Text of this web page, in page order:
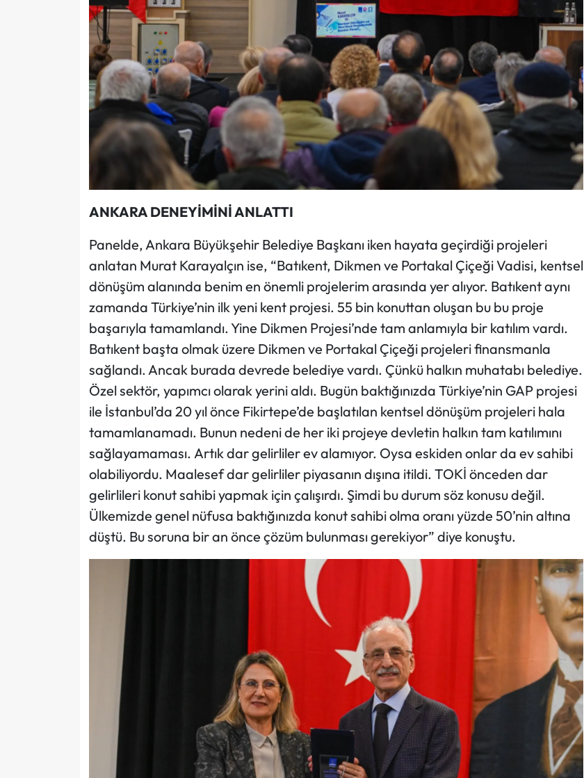
ANKARA DENEYİMİNİ ANLATTI
Panelde, Ankara Büyükşehir Belediye Başkanı iken hayata geçirdiği projeleri
anlatan Murat Karayalçın ise, “Batıkent, Dikmen ve Portakal Çiçeği Vadisi, kentsel
dönüşüm alanında benim en önemli projelerim arasında yer alıyor. Batıkent aynı
zamanda Türkiye’nin ilk yeni kent projesi. 55 bin konuttan oluşan bu bu proje
başarıyla tamamlandı. Yine Dikmen Projesi’nde tam anlamıyla bir katılım vardı.
Batıkent başta olmak üzere Dikmen ve Portakal Çiçeği projeleri finansmanla
sağlandı. Ancak burada devrede belediye vardı. Çünkü halkın muhatabı belediye.
Özel sektör, yapımcı olarak yerini aldı. Bugün baktığınızda Türkiye’nin GAP projesi
ile İstanbul’da 20 yıl önce Fikirtepe’de başlatılan kentsel dönüşüm projeleri hala
tamamlanamadı. Bunun nedeni de her iki projeye devletin halkın tam katılımını
sağlayamaması. Artık dar gelirliler ev alamıyor. Oysa eskiden onlar da ev sahibi
olabiliyordu. Maalesef dar gelirliler piyasanın dışına itildi. TOKİ önceden dar
gelirlileri konut sahibi yapmak için çalışırdı. Şimdi bu durum söz konusu değil.
Ülkemizde genel nüfusa baktığınızda konut sahibi olma oranı yüzde 50’nin altına
düştü. Bu soruna bir an önce çözüm bulunması gerekiyor” diye konuştu.